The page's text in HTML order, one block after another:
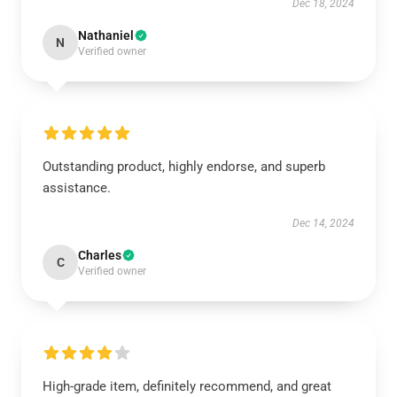
Dec 18, 2024
N Nathaniel
Verified owner
Outstanding product, highly endorse, and superb
assistance.
Dec 14, 2024
C Charles
Verified owner
High-grade item, definitely recommend, and great